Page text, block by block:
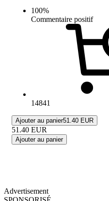
100%
Commentaire positif
14841
Ajouter au panier51.40 EUR
51.40 EUR
Ajouter au panier
Advertisement